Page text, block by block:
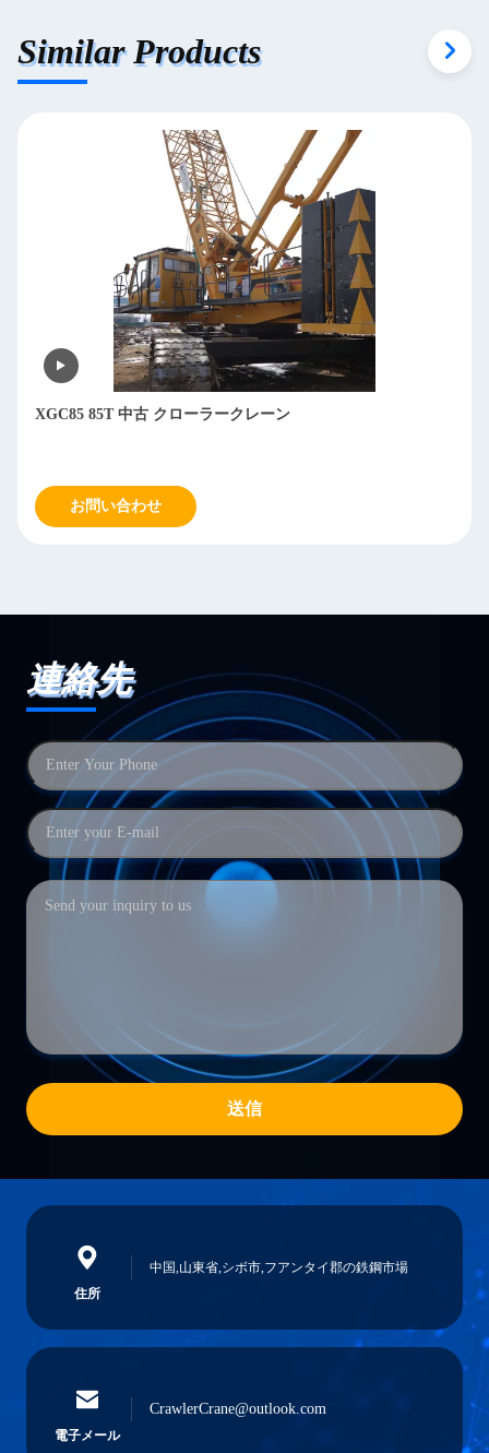
Similar Products
XLC260 建設/重荷を上げるために使用された巨大クローラー
お問い合わせ
連絡先
送信
住所
中国,山東省,シボ市,フアンタイ郡の鉄鋼市場
電子メール
CrawlerCrane@outlook.com